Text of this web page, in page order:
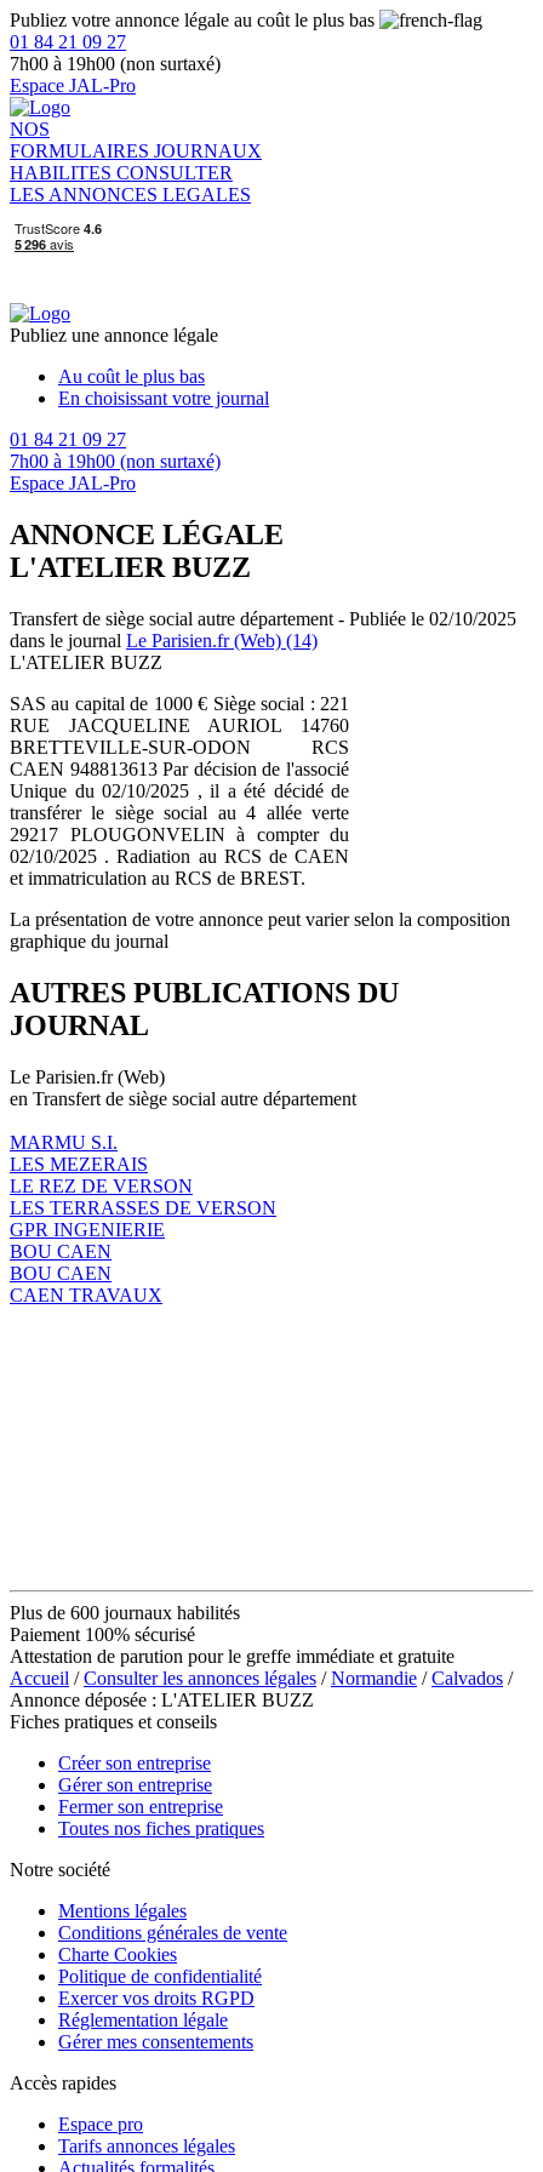
Publiez votre annonce légale au coût le plus bas
01 84 21 09 27
7h00 à 19h00 (non surtaxé)
Espace JAL-Pro
NOS
FORMULAIRES JOURNAUX
HABILITES CONSULTER
LES ANNONCES LEGALES
Publiez une annonce légale
Au coût le plus bas
En choisissant votre journal
01 84 21 09 27
7h00 à 19h00 (non surtaxé)
Espace JAL-Pro
ANNONCE LÉGALE
L'ATELIER BUZZ
Transfert de siège social autre département - Publiée le 02/10/2025
dans le journal Le Parisien.fr (Web) (14)
L'ATELIER BUZZ
SAS au capital de 1000 € Siège social : 221
RUE JACQUELINE AURIOL 14760
BRETTEVILLE-SUR-ODON RCS
CAEN 948813613 Par décision de l'associé
Unique du 02/10/2025 , il a été décidé de
transférer le siège social au 4 allée verte
29217 PLOUGONVELIN à compter du
02/10/2025 . Radiation au RCS de CAEN
et immatriculation au RCS de BREST.
La présentation de votre annonce peut varier selon la composition
graphique du journal
AUTRES PUBLICATIONS DU
JOURNAL
Le Parisien.fr (Web)
en Transfert de siège social autre département
MARMU S.I.
LES MEZERAIS
LE REZ DE VERSON
LES TERRASSES DE VERSON
GPR INGENIERIE
BOU CAEN
BOU CAEN
CAEN TRAVAUX
Plus de 600 journaux habilités
Paiement 100% sécurisé
Attestation de parution pour le greffe immédiate et gratuite
Accueil /Consulter les annonces légales /Normandie /Calvados /
Annonce déposée : L'ATELIER BUZZ
Fiches pratiques et conseils
Créer son entreprise
Gérer son entreprise
Fermer son entreprise
Toutes nos fiches pratiques
Notre société
Mentions légales
Conditions générales de vente
Charte Cookies
Politique de confidentialité
Exercer vos droits RGPD
Réglementation légale
Gérer mes consentements
Accès rapides
Espace pro
Tarifs annonces légales
Actualités formalités